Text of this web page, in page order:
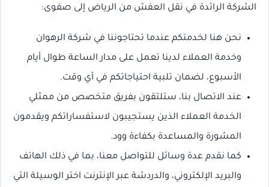
الشركة الرائدة في نقل العفش من الرياض إلى صفوى:
نحن هنا لخدمتكم عندما تحتاجوننا في شركة الرهوان
وخدمة العملاء لدينا تعمل على مدار الساعة طوال أيام
الأسبوع، لضمان تلبية احتياجاتكم في أي وقت.
عند الاتصال بنا، ستلتقون بفريق متخصص من ممثلي
الخدمة العملاء الذين يستجيبون لاستفساراتكم ويقدمون
المشورة والمساعدة بكفاءة وود.
كما نقدم عدة وسائل للتواصل معنا، بما في ذلك الهاتف
والبريد الإلكتروني، والدردشة عبر الإنترنت اختر الوسيلة التي